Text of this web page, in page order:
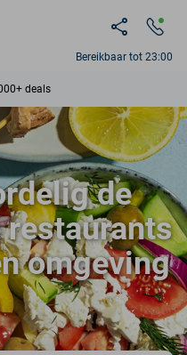
Bereikbaar tot 23:00
deals
beschikbaar
leden
9,4
deals
de
restaurants
omgeving